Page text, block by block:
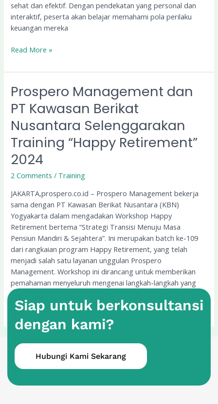
sehat dan efektif. Dengan pendekatan yang personal dan
interaktif, peserta akan belajar memahami pola perilaku
keuangan mereka
Read More »
Prospero Management dan
PT Kawasan Berikat
Nusantara Selenggarakan
Training “Happy Retirement”
2024
2 Comments / Training
JAKARTA,prospero.co.id – Prospero Management bekerja
sama dengan PT Kawasan Berikat Nusantara (KBN)
Yogyakarta dalam mengadakan Workshop Happy
Retirement bertema “Strategi Transisi Menuju Masa
Pensiun Mandiri & Sejahtera”. Ini merupakan batch ke-109
dari rangkaian program Happy Retirement, yang telah
menjadi salah satu layanan unggulan Prospero
Management. Workshop ini dirancang untuk memberikan
pemahaman menyeluruh mengenai langkah-langkah yang
Prospero
Management
dan
PT
Kawasan
Berikat
Nusantara
Selenggarakan
Training
Retirement”
2024
Read More »
Siap untuk berkonsultansi
dengan kami?
Hubungi Kami Sekarang